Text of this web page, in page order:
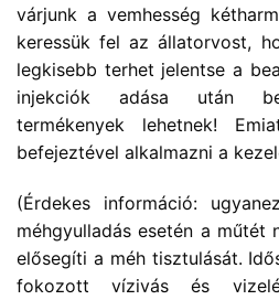
várjunk a vemhesség
keressük fel az állatorvost,
legkisebb terhet jelentse a
injekciók adása után
termékenyek lehetnek!
befejeztével alkalmazni a
(Érdekes információ:
méhgyulladás esetén a műtét
elősegíti a méh tisztulását.
fokozott vízivás és